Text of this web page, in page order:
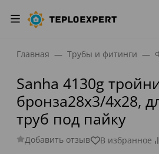
Главная Трубы и фитинги
Sanha 4130g
бронза28x3/4x28,
труб под пайку
Добавить отзыв В избранное